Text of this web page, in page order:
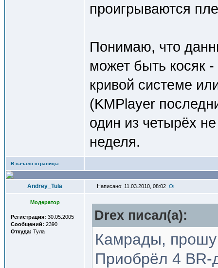
проигрываются
Понимаю, что
может быть косяк
кривой системе
(KMPlayer
один из четырёх
неделя.
В начало страницы
Andrey_Tula Написано: 11.03.2010, 08:02
Модератор
Регистрация: 30.05.2005
Сообщений: 2390
Откуда: Тула
Drex писал(a):
Камрады,
Приобрёл 4 BR-